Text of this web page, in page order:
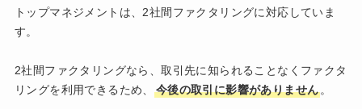
トップマネジメントは、2社間ファクタリングに対応していま
す。
2社間ファクタリングなら、取引先に知られることなくファクタ
リングを利用できるため、
今後の取引に影響がありません 。